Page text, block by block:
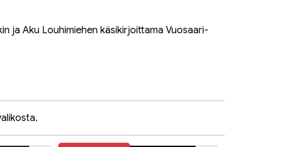
ja Aku Louhimiehen käsikirjoittama Vuosaari-